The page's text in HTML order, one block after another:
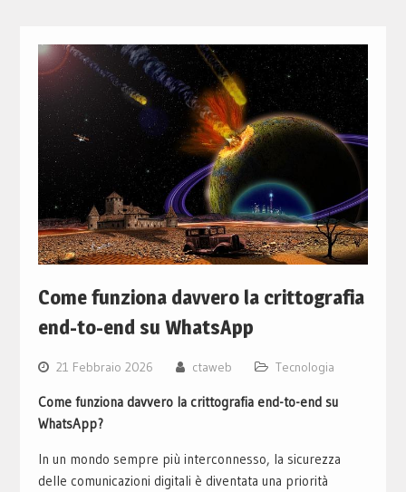
Come funziona davvero la crittografia
end-to-end su WhatsApp
21 Febbraio 2026 ctaweb Tecnologia
Come funziona davvero la crittografia end-to-end su
WhatsApp?
In un mondo sempre più interconnesso, la sicurezza
delle comunicazioni digitali è diventata una priorità